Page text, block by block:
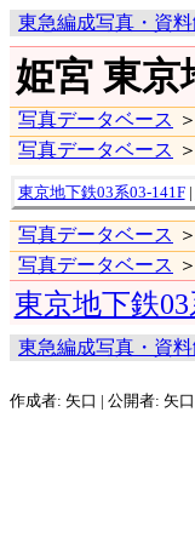
東急編成写真・資
姫宮 東京
写真データベース ＞
写真データベース ＞
東京地下鉄03系03-141F|
写真データベース ＞
写真データベース ＞
東京地下鉄
東急編成写真・資
作成者: 矢口 | 公開者: 矢